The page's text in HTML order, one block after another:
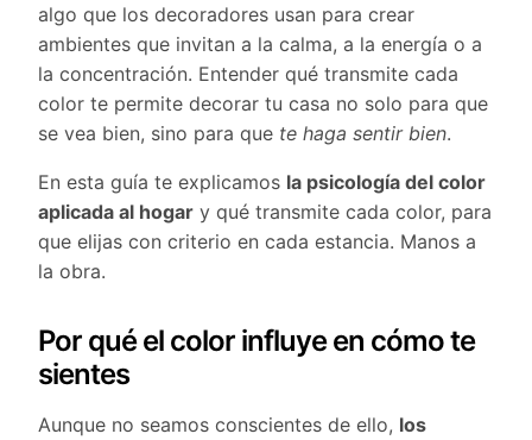
algo que los decoradores usan para crear
ambientes que invitan a la calma, a la energía o a
la concentración. Entender qué transmite cada
color te permite decorar tu casa no solo para que
se vea bien, sino para que te haga sentir bien.
En esta guía te explicamos la psicología del color
aplicada al hogar y qué transmite cada color, para
que elijas con criterio en cada estancia. Manos a
la obra.
Por qué el color influye en cómo te
sientes
Aunque no seamos conscientes de ello, los